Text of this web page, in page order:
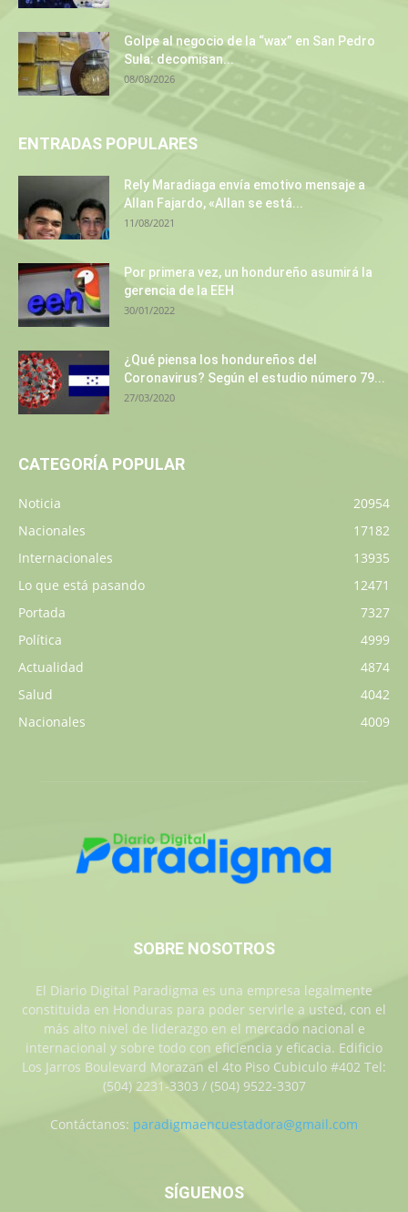
Golpe al negocio de la “wax” en San Pedro
Sula: decomisan...
08/08/2026
ENTRADAS POPULARES
Rely Maradiaga envía emotivo mensaje a
Allan Fajardo, «Allan se está...
11/08/2021
Por primera vez, un hondureño asumirá la
gerencia de la EEH
30/01/2022
¿Qué piensa los hondureños del
Coronavirus? Según el estudio número 79...
27/03/2020
CATEGORÍA POPULAR
Noticia
20954
Nacionales
17182
Internacionales
13935
Lo que está pasando
12471
Portada
7327
Política
4999
Actualidad
4874
Salud
4042
Nacionales
4009
SOBRE NOSOTROS
El Diario Digital Paradigma es una empresa legalmente
constituida en Honduras para poder servirle a usted, con el
más alto nivel de liderazgo en el mercado nacional e
internacional y sobre todo con eficiencia y eficacia. Edificio
Los Jarros Boulevard Morazan el 4to Piso Cubiculo #402 Tel:
(504) 2231-3303 / (504) 9522-3307
Contáctanos: paradigmaencuestadora@gmail.com
SÍGUENOS